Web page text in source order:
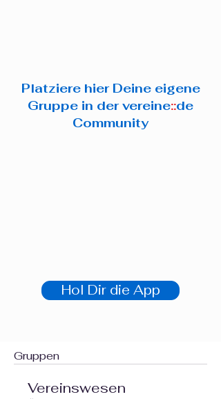
Platziere hier Deine eigene
Gruppe in dervereine::de
Community
Hol Dir die App
Gruppen
Vereinswesen